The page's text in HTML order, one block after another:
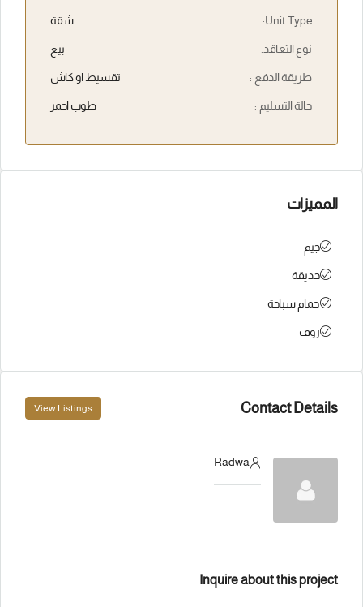
Unit Type: شقة
نوع التعاقد: بيع
طريقة الدفع : تقسيط او كاش
حالة التسليم : طوب احمر
المميزات
جيم
حديقة
حمام سباحة
روف
Contact Details
View Listings
Radwa
Inquire about this project